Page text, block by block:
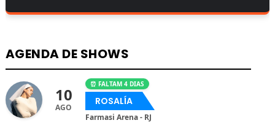
AGENDA DE SHOWS
10
AGO
⏰ FALTAM 4 DIAS
ROSALÍA
Farmasi Arena - RJ